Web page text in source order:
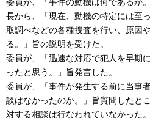
委員が、「事件の動機は何であるか
長から、「現在、動機の特定には至
取調べなどの各種捜査を行い、原因
る。」旨の説明を受けた。
委員が、「迅速な対応で犯人を早期
ったと思う。」旨発言した。
委員が、「事件が発生する前に当事
談はなかったのか。」旨質問したと
対する相談は行なわれていなかった